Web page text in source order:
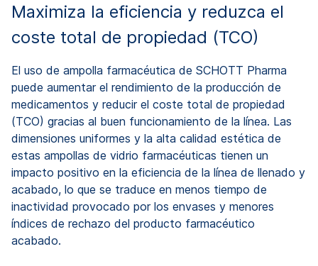
Maximiza la eficiencia y reduzca el
coste total de propiedad (TCO)
El uso de ampolla farmacéutica de SCHOTT Pharma
puede aumentar el rendimiento de la producción de
medicamentos y reducir el coste total de propiedad
(TCO) gracias al buen funcionamiento de la línea. Las
dimensiones uniformes y la alta calidad estética de
estas ampollas de vidrio farmacéuticas tienen un
impacto positivo en la eficiencia de la línea de llenado y
acabado, lo que se traduce en menos tiempo de
inactividad provocado por los envases y menores
índices de rechazo del producto farmacéutico
acabado.